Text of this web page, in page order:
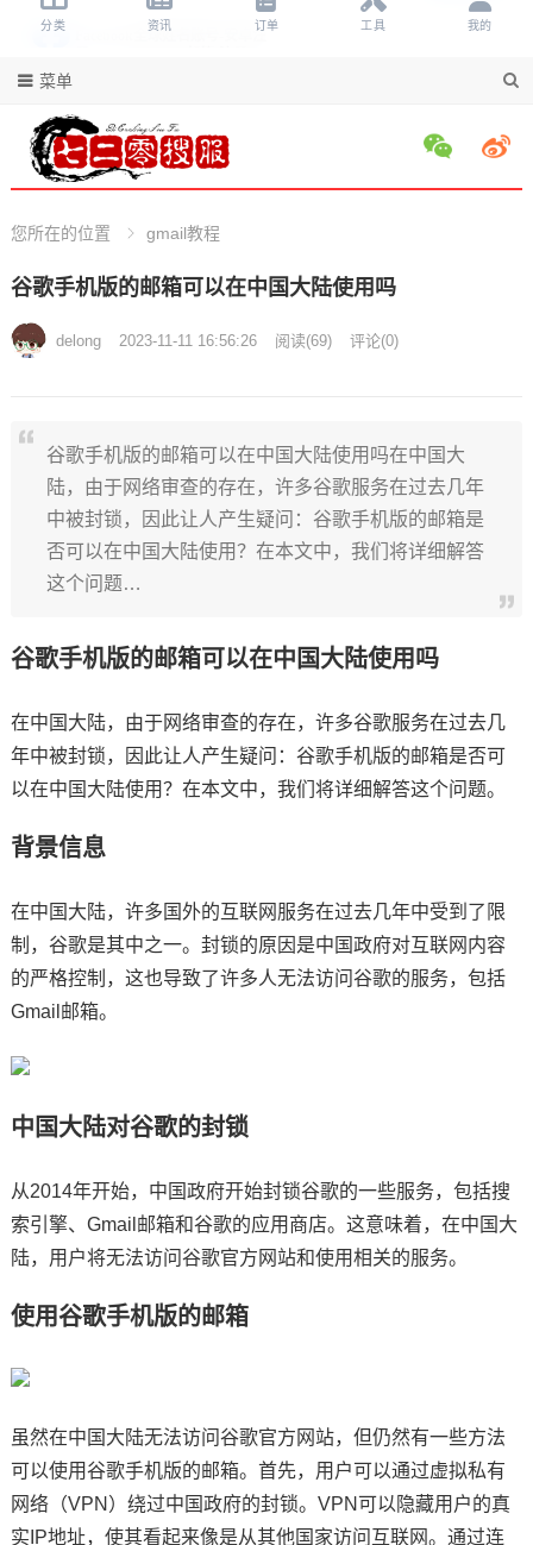
菜单
您所在的位置 gmail教程
谷歌手机版的邮箱可以在中国大陆使用吗
delong 2023-11-11 16:56:26 阅读(69) 评论(0)
谷歌手机版的邮箱可以在中国大陆使用吗在中国大
陆，由于网络审查的存在，许多谷歌服务在过去几年
中被封锁，因此让人产生疑问：谷歌手机版的邮箱是
否可以在中国大陆使用？在本文中，我们将详细解答
这个问题…
谷歌手机版的邮箱可以在中国大陆使用吗
在中国大陆，由于网络审查的存在，许多谷歌服务在过去几
年中被封锁，因此让人产生疑问：谷歌手机版的邮箱是否可
以在中国大陆使用？在本文中，我们将详细解答这个问题。
背景信息
在中国大陆，许多国外的互联网服务在过去几年中受到了限
制，谷歌是其中之一。封锁的原因是中国政府对互联网内容
的严格控制，这也导致了许多人无法访问谷歌的服务，包括
Gmail邮箱。
中国大陆对谷歌的封锁
从2014年开始，中国政府开始封锁谷歌的一些服务，包括搜
索引擎、Gmail邮箱和谷歌的应用商店。这意味着，在中国大
陆，用户将无法访问谷歌官方网站和使用相关的服务。
使用谷歌手机版的邮箱
虽然在中国大陆无法访问谷歌官方网站，但仍然有一些方法
可以使用谷歌手机版的邮箱。首先，用户可以通过虚拟私有
网络（VPN）绕过中国政府的封锁。VPN可以隐藏用户的真
实IP地址，使其看起来像是从其他国家访问互联网。通过连